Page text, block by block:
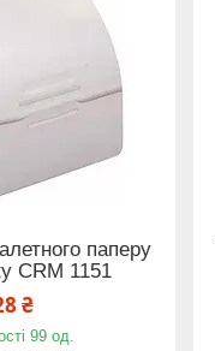
паперу
CRM 1151
₴
99 од.